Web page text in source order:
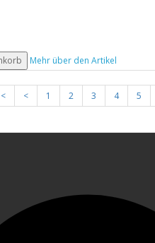
Mehr über den Artikel
< 1 2 3 4 5